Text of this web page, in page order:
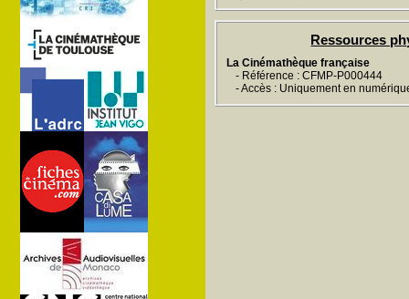
Ressources
La Cinémathèque française
- Référence : CFMP-P000444
- Accès : Uniquement en